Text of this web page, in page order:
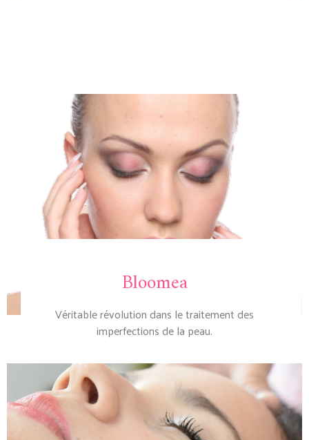
Bloomea
Véritable révolution dans le traitement des
imperfections de la peau.